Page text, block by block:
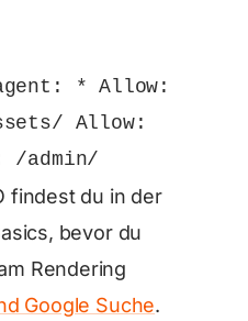
* Allow:
Allow:
/admin/
findest du in der
bevor du
Rendering
Google Suche.